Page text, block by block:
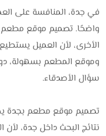
في جدة، المنافسة على
واضحًا. تصميم موقع مطعم
الأخرى، لأن العميل يستطيع
وموقع المطعم بسهولة،
سؤال الأصدقاء.
تصميم موقع مطعم بجدة
نتائج البحث داخل جدة، لأن